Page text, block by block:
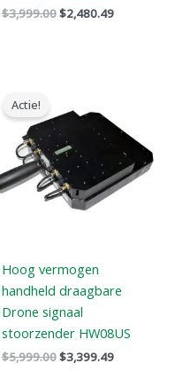
$3,999.00$2,480.49
Actie!
Hoog vermogen
handheld draagbare
Drone signaal
stoorzender HW08US
$5,999.00
was:
$5,999.00.
$3,399.49
$3,399.49.